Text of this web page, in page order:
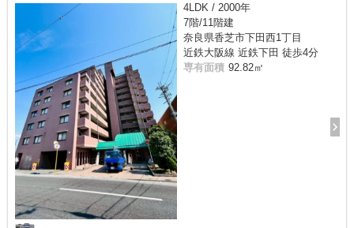
4LDK / 2000年
7階/11階建
奈良県香芝市下田西1丁目
近鉄大阪線 近鉄下田 徒歩4分
専有面積 92.82㎡